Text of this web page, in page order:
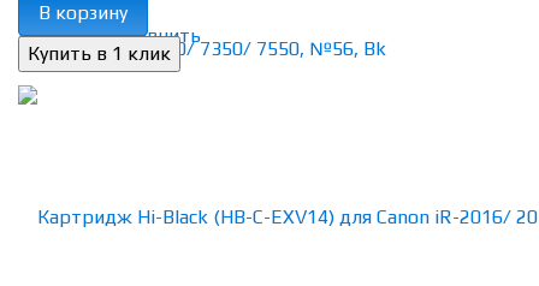
избранное сравнить
В корзину